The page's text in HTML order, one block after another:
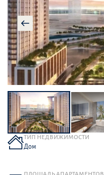
ТИП НЕДВИЖИМОСТИ
Дом